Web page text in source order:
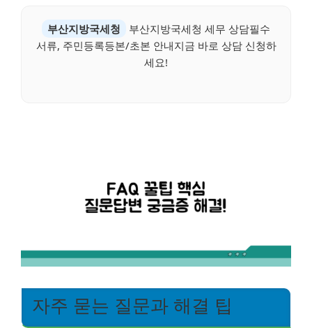
부산지방국세청
부산지방국세청 세무 상담필수
서류, 주민등록등본/초본 안내지금 바로 상담 신청하
세요!
자주 묻는 질문과 해결 팁